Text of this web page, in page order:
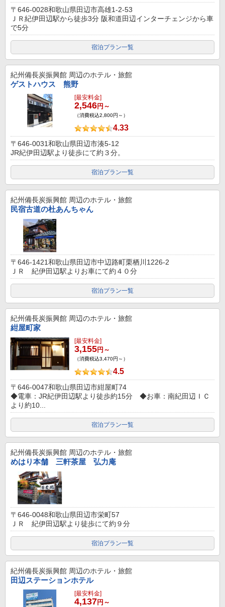
〒646-0028和歌山県田辺市高雄1-2-53
ＪＲ紀伊田辺駅から徒歩3分 阪和道田辺インターチェンジから車
で5分
宿泊プラン一覧
紀州備長炭振興館 周辺のホテル・旅館
ゲストハウス 熊野
[最安料金]
2,546円～
（消費税込2,800円～）
4.33
〒646-0031和歌山県田辺市湊5-12
JR紀伊田辺駅より徒歩にて約３分。
宿泊プラン一覧
紀州備長炭振興館 周辺のホテル・旅館
民宿古道の杜あんちゃん
〒646-1421和歌山県田辺市中辺路町栗栖川1226-2
ＪＲ 紀伊田辺駅よりお車にて約４０分
宿泊プラン一覧
紀州備長炭振興館 周辺のホテル・旅館
紺屋町家
[最安料金]
3,155円～
（消費税込3,470円～）
4.5
〒646-0047和歌山県田辺市紺屋町74
◆電車：JR紀伊田辺駅より徒歩約15分 ◆お車：南紀田辺ＩＣ
より約10...
宿泊プラン一覧
紀州備長炭振興館 周辺のホテル・旅館
めはり本舗 三軒茶屋 弘力庵
〒646-0048和歌山県田辺市栄町57
ＪＲ 紀伊田辺駅より徒歩にて約９分
宿泊プラン一覧
紀州備長炭振興館 周辺のホテル・旅館
田辺ステーションホテル
[最安料金]
4,137円～